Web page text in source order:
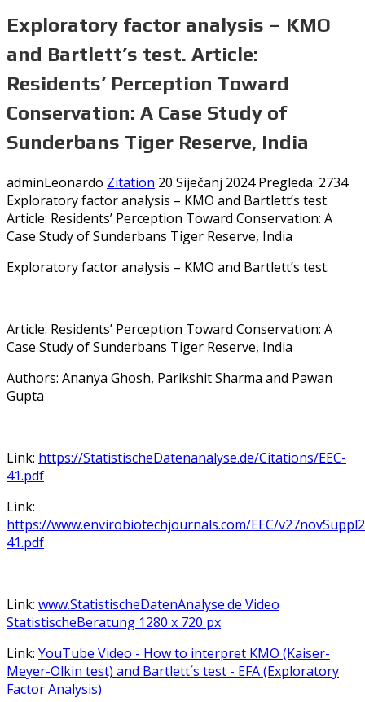
Exploratory factor analysis – KMO
and Bartlett’s test. Article:
Residents’ Perception Toward
Conservation: A Case Study of
Sunderbans Tiger Reserve, India
adminLeonardo Zitation 20 Siječanj 2024Pregleda: 2734
Exploratory factor analysis – KMO and Bartlett’s test.
Article: Residents’ Perception Toward Conservation: A
Case Study of Sunderbans Tiger Reserve, India
Exploratory factor analysis – KMO and Bartlett’s test.
Article: Residents’ Perception Toward Conservation: A
Case Study of Sunderbans Tiger Reserve, India
Authors: Ananya Ghosh, Parikshit Sharma and Pawan
Gupta
Link: https://StatistischeDatenanalyse.de/Citations/EEC-
41.pdf
Link:
https://www.envirobiotechjournals.com/EEC/
41.pdf
Link: www.StatistischeDatenAnalyse.de Video
StatistischeBeratung 1280 x 720 px
Link: YouTube Video - How to interpret KMO (Kaiser-
Meyer-Olkin test) and Bartlett´s test - EFA (Exploratory
Factor Analysis)